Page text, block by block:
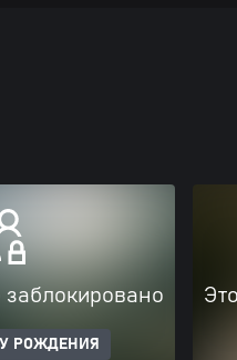
РОЖДЕНИЯ